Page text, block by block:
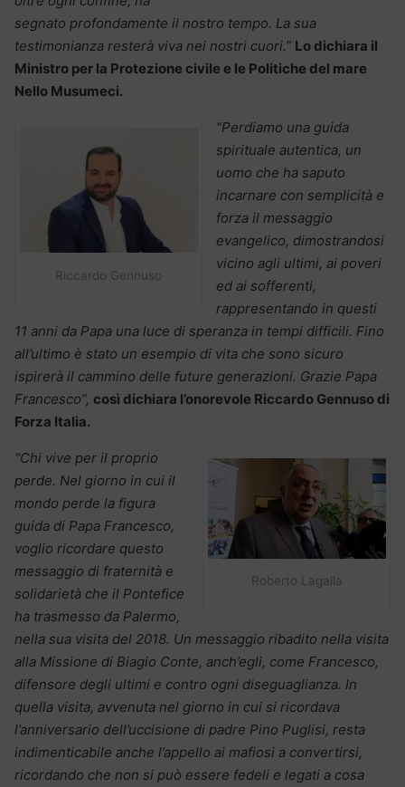
segnato profondamente il nostro tempo. La sua
testimonianza resterà viva nei nostri cuori.” Lo dichiara il
Ministro per la Protezione civile e le Politiche del mare
Nello Musumeci.
Riccardo Gennuso
“Perdiamo una guida
spirituale autentica, un
uomo che ha saputo
incarnare con semplicità e
forza il messaggio
evangelico, dimostrandosi
vicino agli ultimi, ai poveri
ed ai sofferenti,
rappresentando in questi
11 anni da Papa una luce di speranza in tempi difficili. Fino
all’ultimo è stato un esempio di vita che sono sicuro
ispirerà il cammino delle future generazioni. Grazie Papa
Francesco”, così dichiara l’onorevole Riccardo Gennuso di
Forza Italia.
Roberto Lagalla
“Chi vive per il proprio
perde. Nel giorno in cui il
mondo perde la figura
guida di Papa Francesco,
voglio ricordare questo
messaggio di fraternità e
solidarietà che il Pontefice
ha trasmesso da Palermo,
nella sua visita del 2018. Un messaggio ribadito nella visita
alla Missione di Biagio Conte, anch’egli, come Francesco,
difensore degli ultimi e contro ogni diseguaglianza. In
quella visita, avvenuta nel giorno in cui si ricordava
l’anniversario dell’uccisione di padre Pino Puglisi, resta
indimenticabile anche l’appello ai mafiosi a convertirsi,
ricordando che non si può essere fedeli e legati a cosa